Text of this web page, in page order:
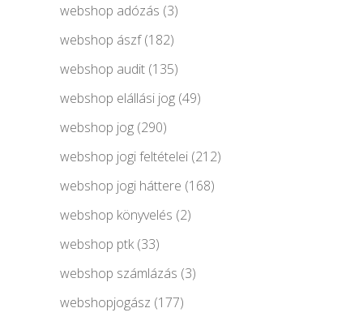
webshop adózás (3)
webshop ászf(182)
webshop audit (135)
webshop elállási jog (49)
webshop jog (290)
webshop jogi feltételei (212)
webshop jogi háttere (168)
webshop könyvelés (2)
webshop ptk(33)
webshop számlázás (3)
webshopjogász (177)